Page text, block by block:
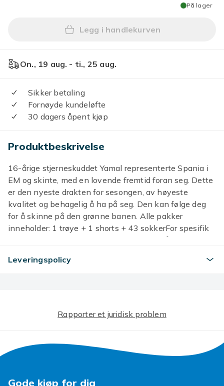
På lager
Legg Lamine Yamal 19
Legg i handlekurven
On., 19 aug. - ti., 25 aug.
Sikker betaling
Fornøyde kundeløfte
30 dagers åpent kjøp
Produktbeskrivelse
16-årige stjerneskuddet Yamal representerte Spania i
EM og skinte, med en lovende fremtid foran seg. Dette
er den nyeste drakten for sesongen, av høyeste
kvalitet og behagelig å ha på seg. Den kan følge deg
for å skinne på den grønne banen. Alle pakker
inneholder: 1 trøye + 1 shorts + 43 sokkerFor spesifik
størrelsestabell kan du se hovedbildene på denne
betalingen er mottatt.Ta gjerne kontakt med oss Takk
manuell måling, takk (Alle mål i cm og merk at 1 cm =
Størrelse
770a079a-f61c-4a76-b315-943886b31bd5
Leveringspolicy
Rapporter et juridisk problem
Gode kjøp for dig